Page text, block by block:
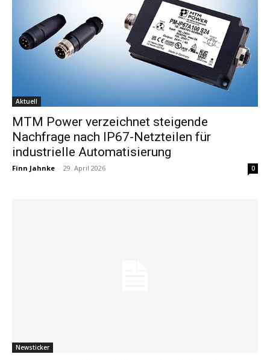
Aktuell
MTM Power verzeichnet steigende
Nachfrage nach IP67-Netzteilen für
industrielle Automatisierung
Finn Jahnke - 29. April 2026 0
Newsticker